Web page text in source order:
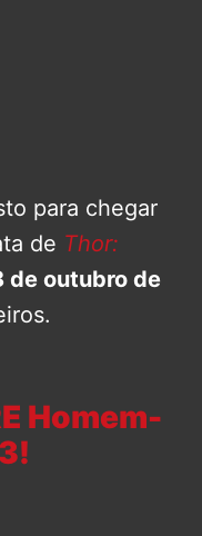
para chegar
de Thor:
de outubro de
Homem-